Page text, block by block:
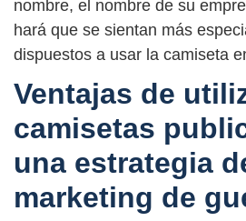
nombre, el nombre de su
hará que se sientan más
dispuestos a usar la camiseta
Ventajas de
camisetas
una estrategia
marketing de